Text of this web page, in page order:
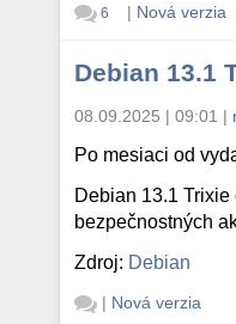
6 | Nová verzia
Debian 13.1
08.09.2025 | 09:01 |
Po mesiaci od
Debian 13.1
bezpečnostných
Zdroj: Debian
| Nová verzia